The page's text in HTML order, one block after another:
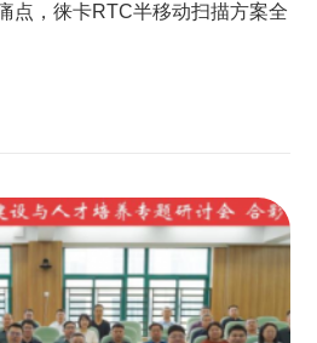
点，徕卡RTC半移动扫描方案全